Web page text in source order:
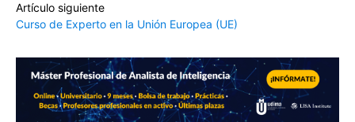
Artículo siguiente
Curso de Experto en la Unión Europea (UE)